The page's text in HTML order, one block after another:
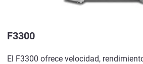
F3300
El F3300 ofrece velocidad,